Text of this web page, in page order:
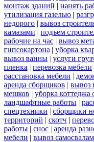
монтаж зданий | нанять
утилизация газелью |
недорого | вывоз
камазами | подъем
рабочие на час | вывоз
гипсокартона | уборка
вывоз ванны | услуги
пленка | перевозка мебели
расстановка мебели |
аренда сборщиков | вывоз
мешков | уборка коттеджа
ландшафтные работы |
спецтехники | сборщики
территорий | скотч |
работы | снос | аренда
мебели | вывоз